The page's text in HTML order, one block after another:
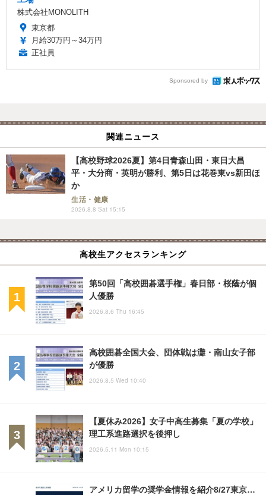
株式会社MONOLITH
東京都
月給30万円～34万円
正社員
Sponsored by
関連ニュース
【高校野球2026夏】第4日青森山田・東日大昌
平・大分商・英明が勝利、第5日は花巻東vs新田ほ
か
生活・健康
2026.8.8 Sat 15:15
高校生アクセスランキング
第50回「高校囲碁選手権」春日部・桜蔭が個
人優勝
2026.8.6 Thu 16:45
高校囲碁全国大会、団体戦は灘・南山女子部
が優勝
2026.8.5 Wed 10:40
【夏休み2026】女子中高生募集「夏の学校」
理工系進路選択を後押し
2026.5.11 Mon 10:15
アメリカ留学の奨学金情報を紹介8/27東京…